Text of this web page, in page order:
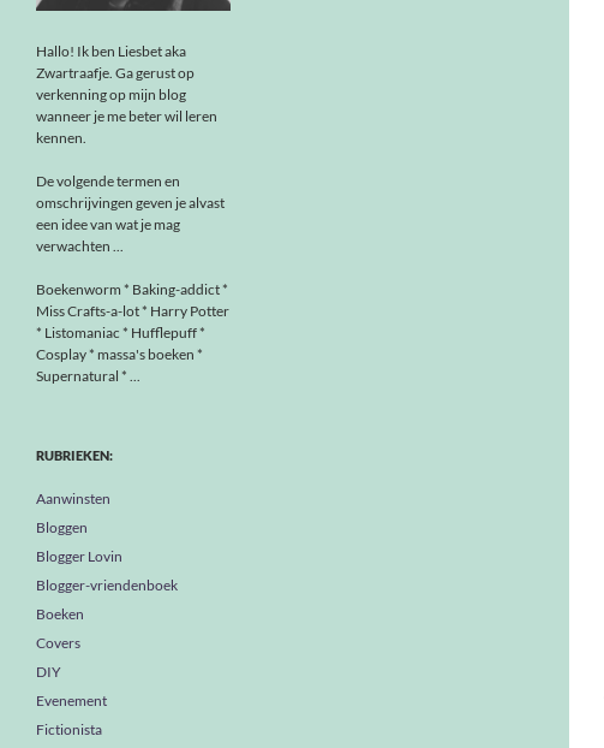
Hallo! Ik ben Liesbet aka
Zwartraafje. Ga gerust op
verkenning op mijn blog
wanneer je me beter wil leren
kennen.
De volgende termen en
omschrijvingen geven je alvast
een idee van wat je mag
verwachten ...
Boekenworm * Baking-addict *
Miss Crafts-a-lot * Harry Potter
* Listomaniac * Hufflepuff *
Cosplay * massa's boeken *
Supernatural * ...
RUBRIEKEN:
Aanwinsten
Bloggen
Blogger Lovin
Blogger-vriendenboek
Boeken
Covers
DIY
Evenement
Fictionista